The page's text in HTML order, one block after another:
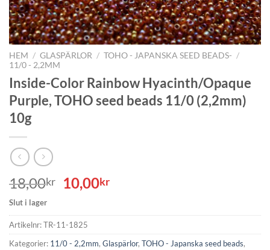
HEM / GLASPÄRLOR / TOHO - JAPANSKA SEED BEADS- /
11/0 - 2,2MM
Inside-Color Rainbow Hyacinth/Opaque
Purple, TOHO seed beads 11/0 (2,2mm)
10g
18,00kr
Det
ursprungliga
priset
var:
18,00kr.
10,00krDet
priset
10,00kr.
Slut i lager
Artikelnr:TR-11-1825
Kategorier: 11/0 - 2,2mm, Glaspärlor, TOHO - Japanska seed beads,